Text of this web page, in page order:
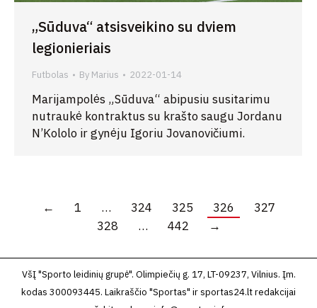
„Sūduva“ atsisveikino su dviem
legionieriais
Futbolas By Marius 2022-01-14
Marijampolės „Sūduva“ abipusiu susitarimu
nutraukė kontraktus su krašto saugu Jordanu
N’Kololo ir gynėju Igoriu Jovanovičiumi.
← 1 … 324 325 326
327
328
… 442 →
VšĮ "Sporto leidinių grupė". Olimpiečių g. 17, LT-09237, Vilnius. Įm.
kodas 300093445. Laikraščio "Sportas" ir sportas24.lt redakcijai